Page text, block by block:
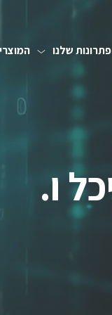
שלנו
ו.